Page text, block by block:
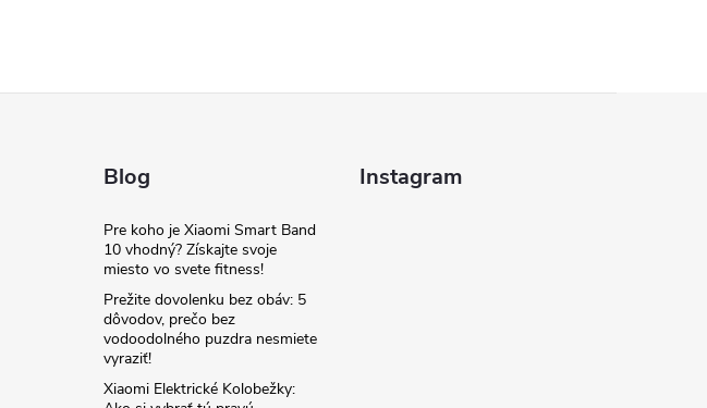
Blog
Pre koho je Xiaomi Smart Band
10 vhodný? Získajte svoje
miesto vo svete fitness!
Prežite dovolenku bez obáv: 5
dôvodov, prečo bez
vodoodolného puzdra nesmiete
vyraziť!
Xiaomi Elektrické Kolobežky:
Instagram